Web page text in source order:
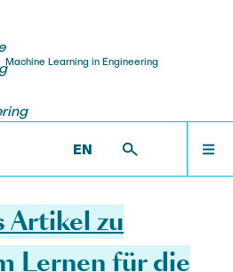
Machine Learning in Engineering
EN
your engineering
Artikel zu
Lernen für die